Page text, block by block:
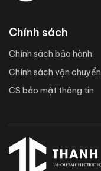
Chính sách
Chính sách bảo hành
Chính sách vận chuyển
CS bảo mật thông tin